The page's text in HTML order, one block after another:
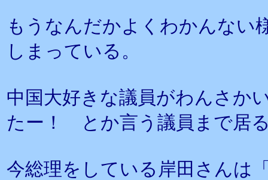
もうなんだかよくわかんない
しまっている。
中国大好きな議員がわんさ
たー！ とか言う議員まで居
今総理をしている岸田さんは